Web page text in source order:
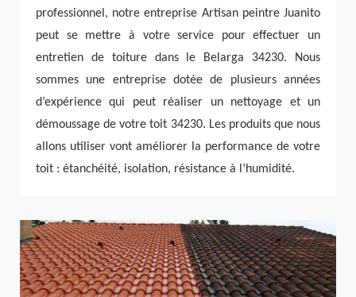
professionnel, notre entreprise Artisan peintre Juanito
peut se mettre à votre service pour effectuer un
entretien de toiture dans le Belarga 34230. Nous
sommes une entreprise dotée de plusieurs années
d’expérience qui peut réaliser un nettoyage et un
démoussage de votre toit 34230. Les produits que nous
allons utiliser vont améliorer la performance de votre
toit : étanchéité, isolation, résistance à l’humidité.